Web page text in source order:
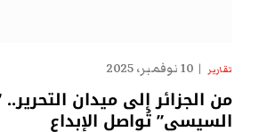
تقارير 10 نوفمبر، 2025
من الجزائر إلى ميدان التحرير..
السيسي” تُواصل الإبداع